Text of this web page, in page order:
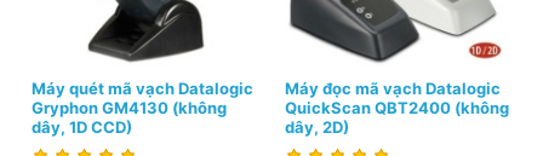
Máy quét mã vạch Datalogic
Gryphon GM4130 (không
dây, 1D CCD)
Máy đọc mã vạch Datalogic
QuickScan QBT2400 (không
dây, 2D)